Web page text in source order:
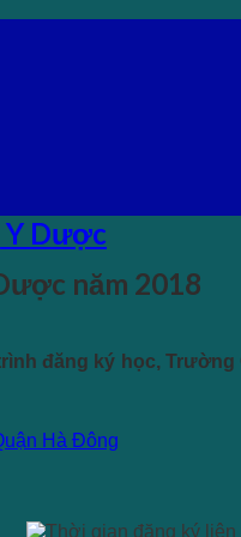
Y Dược
năm 2018
đăng ký học,
Hà Đông